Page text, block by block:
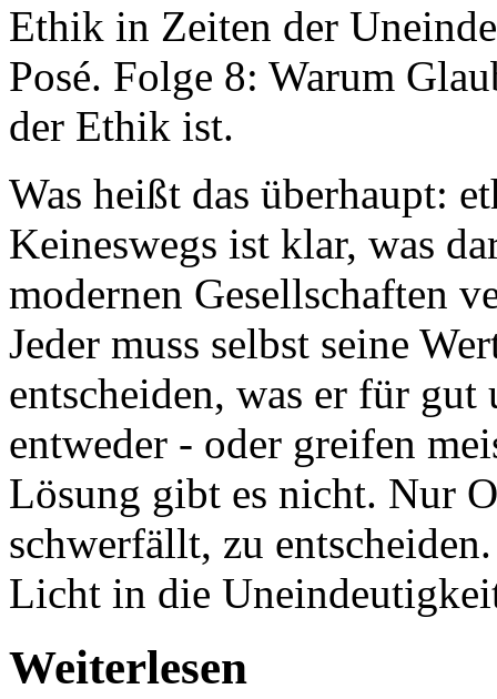
Ethik in Zeiten der
Posé. Folge 8: Warum
der Ethik ist.
Was heißt das überhaupt:
Keineswegs ist klar, was
modernen Gesellschaften
Jeder muss selbst seine
entscheiden, was er für
entweder - oder greifen
Lösung gibt es nicht. Nur
schwerfällt, zu
Licht in die
Weiterlesen